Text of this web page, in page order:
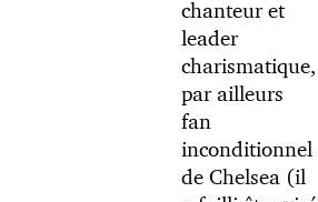
chanteur et
leader
charismatique,
par ailleurs
fan
inconditionnel
de Chelsea (il